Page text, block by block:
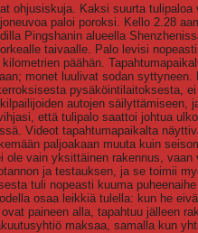
ohjusiskuja. Kaksi suurta
paloi poroksi. Kello 2.28
Pingshanin alueella
taivaalle. Palo levisi
päähän.
monet luulivat sodan
pysäköintilaitoksesta,
autojen säilyttämiseen,
että tulipalo saattoi johtua
Videot tapahtumapaikalta
paljoakaan muuta kuin
ole vain yksittäinen rakennus,
ja testauksen, ja se toimii
tuli nopeasti kuuma
osaa leikkiä tulella: kun he
paineen alla, tapahtuu jälleen
maksaa, samalla kun